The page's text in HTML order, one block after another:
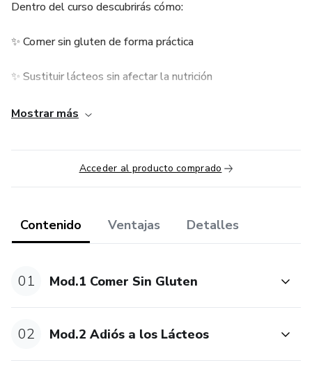
Dentro del curso descubrirás cómo:
✨ Comer sin gluten de forma práctica
✨ Sustituir lácteos sin afectar la nutrición
✨ Entender vitaminas, minerales y apoyo neurológico
✨ Usar aceites esenciales correctamente
✨ Aplicar estrategias con niños selectivos
biblioteca enorme de recetarios para que nunca te quedes
sin ideas.
Mostrar más
Acceder al producto comprado
Contenido Ventajas Detalles
01 Mod.1 Comer Sin Gluten
02 Mod.2 Adiós a los Lácteos